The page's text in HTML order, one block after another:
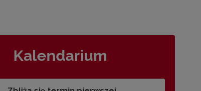
Kalendarium